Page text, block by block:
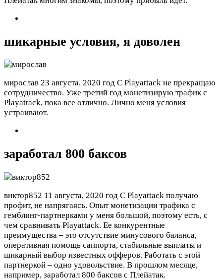
шикарные условия, я доволен
мирослав 23 августа, 2020 год С Playattack не прекращаю
сотрудничество. Уже третий год монетизирую трафик с
Playattack, пока все отлично. Лично меня условия
устраивают.
заработал 800 баксов
виктор852 11 августа, 2020 год С Playattack получаю
профит, не напрягаясь. Опыт монетизации трафика с
гемблинг-партнерками у меня большой, поэтому есть, с
чем сравнивать Playattack. Ее конкурентные
преимущества – это отсутствие минусового баланса,
оперативная помощь саппорта, стабильные выплаты и
шикарный выбор известных офферов. Работать с этой
партнеркой – одно удовольствие. В прошлом месяце,
например, заработал 800 баксов с Плейатак.